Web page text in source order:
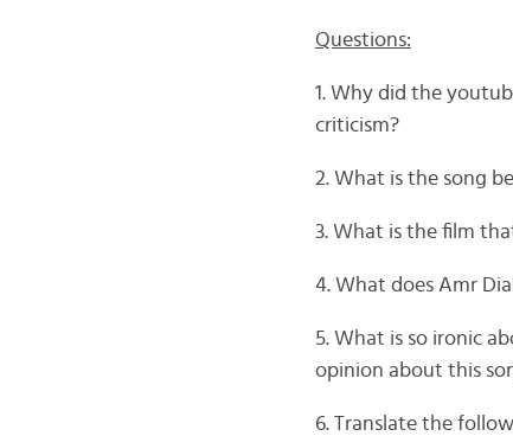
Questions:
1. Why did the
criticism?
2. What is the song
3. What is the film
4. What does Amr
5. What is so ironic
opinion about this
6. Translate the